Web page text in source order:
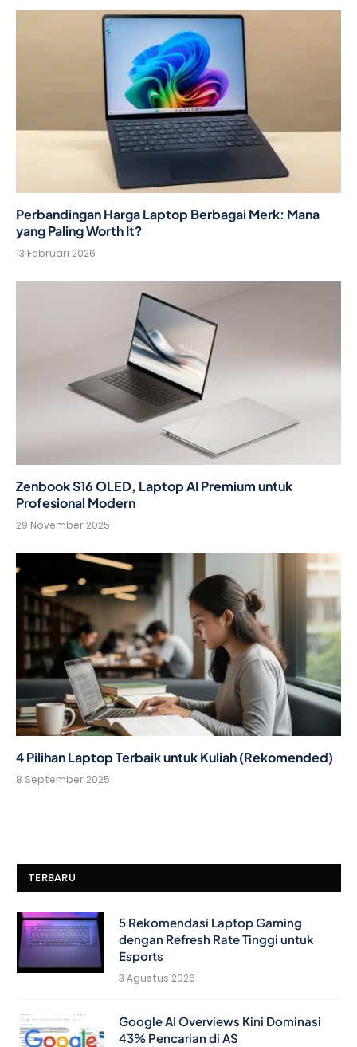
Perbandingan Harga Laptop Berbagai Merk: Mana
yang Paling Worth It?
13 Februari 2026
Zenbook S16 OLED, Laptop AI Premium untuk
Profesional Modern
29 November 2025
4 Pilihan Laptop Terbaik untuk Kuliah (Rekomended)
8 September 2025
TERBARU
5 Rekomendasi Laptop Gaming
dengan Refresh Rate Tinggi untuk
Esports
3 Agustus 2026
Google AI Overviews Kini Dominasi
43% Pencarian di AS